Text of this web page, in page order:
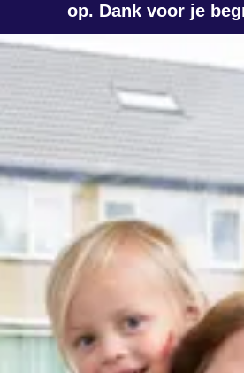
op. Dank voor je